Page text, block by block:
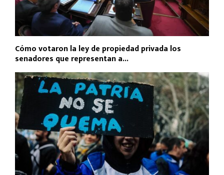
Cómo votaron la ley de propiedad privada los
senadores que representan a...